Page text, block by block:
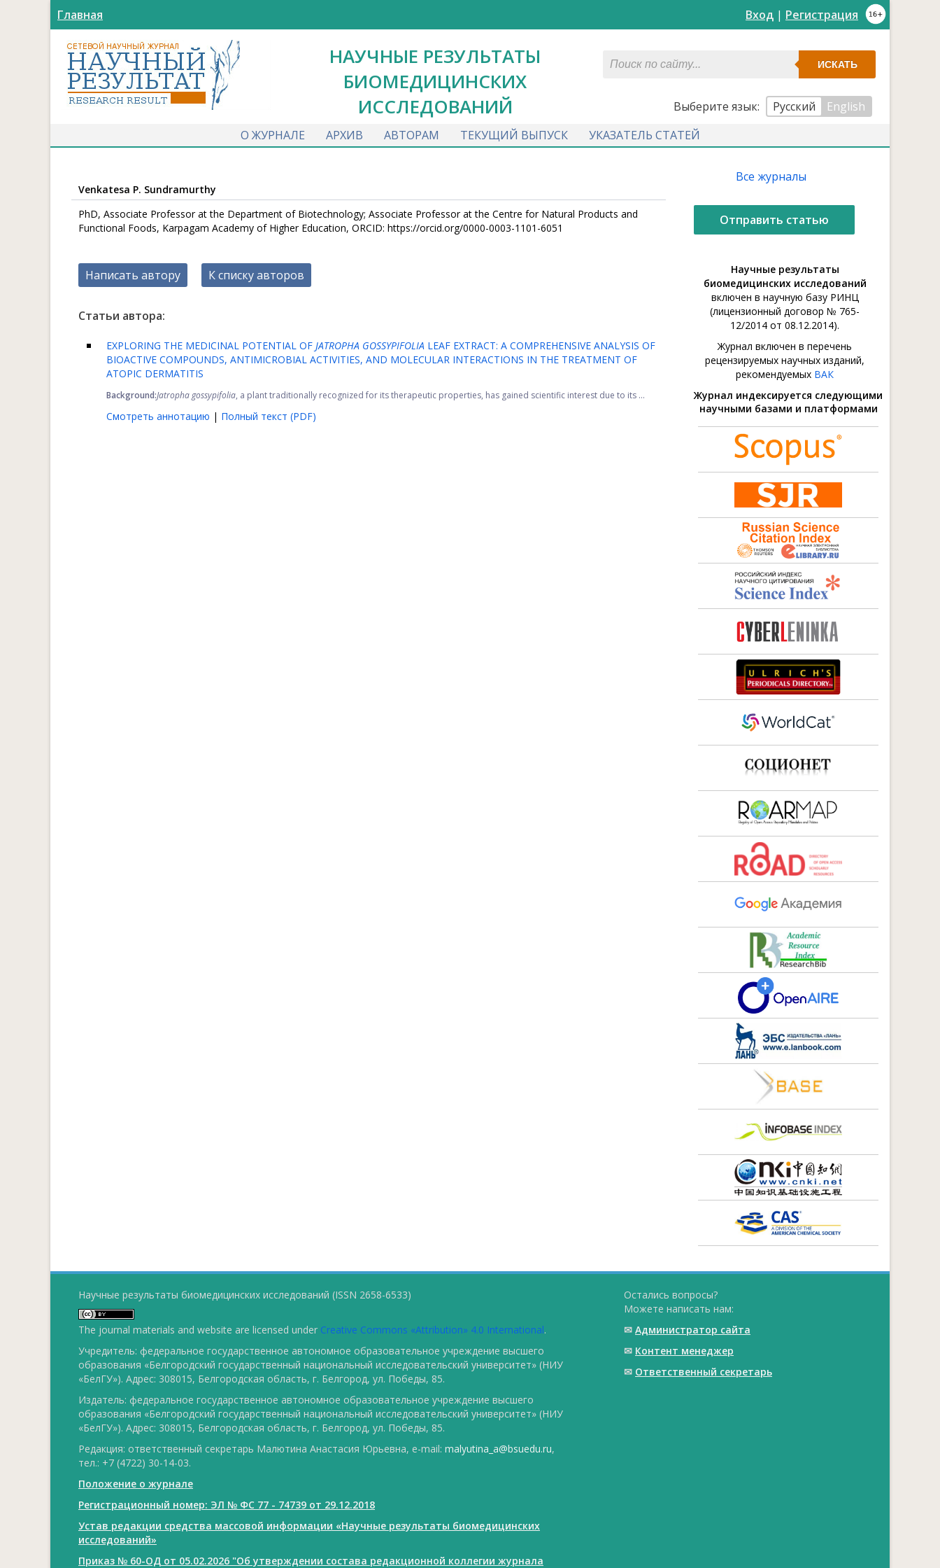
Главная Вход | Регистрация
НАУЧНЫЕ РЕЗУЛЬТАТЫ
БИОМЕДИЦИНСКИХ
ИССЛЕДОВАНИЙ
ИСКАТЬ
Выберите язык: Русский
English
О ЖУРНАЛЕ
АРХИВ АВТОРАМ ТЕКУЩИЙ ВЫПУСК УКАЗАТЕЛЬ СТАТЕЙ
Venkatesa P. Sundramurthy
PhD, Associate Professor at the Department of Biotechnology; Associate Professor at the Centre for Natural Products and
Functional Foods, Karpagam Academy of Higher Education, ORCID: https://orcid.org/0000-0003-1101-6051
Написать автору К списку авторов
Статьи автора:
EXPLORING THE MEDICINAL POTENTIAL OF JATROPHA GOSSYPIFOLIA LEAF EXTRACT: A COMPREHENSIVE ANALYSIS OF
BIOACTIVE COMPOUNDS, ANTIMICROBIAL ACTIVITIES, AND MOLECULAR INTERACTIONS IN THE TREATMENT OF
ATOPIC DERMATITIS
Background:Jatropha gossypifolia, a plant traditionally recognized for its therapeutic properties, has gained scientific interest due to its ...
Смотреть аннотацию | Полный текст (PDF)
Все журналы
Отправить статью
Научные результаты
биомедицинских исследований
включен в научную базу РИНЦ
(лицензионный договор № 765-
12/2014 от 08.12.2014).
Журнал включен в перечень
рецензируемых научных изданий,
рекомендуемых ВАК
Журнал индексируется следующими
научными базами и платформами
Научные результаты биомедицинских исследований (ISSN 2658-6533)
The journal materials and website are licensed under Creative Commons «Attribution» 4.0 International.
Учредитель: федеральное государственное автономное образовательное учреждение высшего
образования «Белгородский государственный национальный исследовательский университет» (НИУ
«БелГУ»). Адрес: 308015, Белгородская область, г. Белгород, ул. Победы, 85.
Издатель: федеральное государственное автономное образовательное учреждение высшего
образования «Белгородский государственный национальный исследовательский университет» (НИУ
«БелГУ»). Адрес: 308015, Белгородская область, г. Белгород, ул. Победы, 85.
Редакция: ответственный секретарь Малютина Анастасия Юрьевна, e-mail: malyutina_a@bsuedu.ru,
тел.: +7 (4722) 30-14-03.
Положение о журнале
Регистрационный номер: ЭЛ № ФС 77 - 74739 от 29.12.2018
Устав редакции средства массовой информации «Научные результаты биомедицинских
исследований»
Приказ № 60-ОД от 05.02.2026 "Об утверждении состава редакционной коллегии журнала
Остались вопросы?
Можете написать нам:
✉ Администратор сайта
✉ Контент менеджер
✉ Ответственный cекретарь